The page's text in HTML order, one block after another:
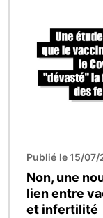
Publié le 15/07/
Non, une
lien entre
et infertilité